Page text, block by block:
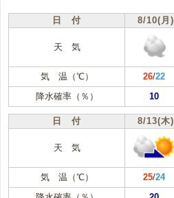
日 付 8/10(月)
天 気
気 温（℃） 26/22
降水確率（％）
10
日 付 8/13(木)
天 気
気 温（℃） 25/24